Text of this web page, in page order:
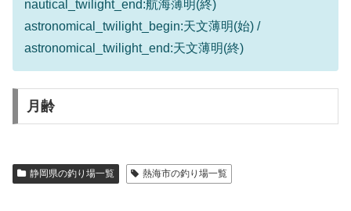
nautical_twilight_end:航海薄明(終)
astronomical_twilight_begin:天文薄明(始) /
astronomical_twilight_end:天文薄明(終)
月齢
静岡県の釣り場一覧 熱海市の釣り場一覧